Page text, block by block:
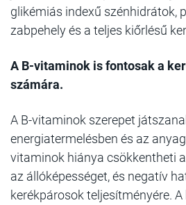
glikémiás indexű szénhidrátok,
zabpehely és a teljes kiőrlésű
A B-vitaminok is fontosak a
számára.
A B-vitaminok szerepet
energiatermelésben és az
vitaminok hiánya csökkentheti
az állóképességet, és negatív
kerékpárosok teljesítményére.